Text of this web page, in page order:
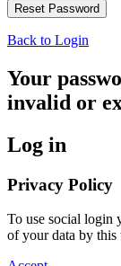
Back to Login
Your
invalid or
Log in
Privacy Policy
To use social login
of your data by